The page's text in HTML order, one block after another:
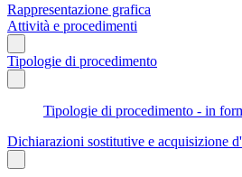
Rappresentazione grafica
Attività e procedimenti
Tipologie di procedimento
Tipologie di procedimento - in
Dichiarazioni sostitutive e acquisizione